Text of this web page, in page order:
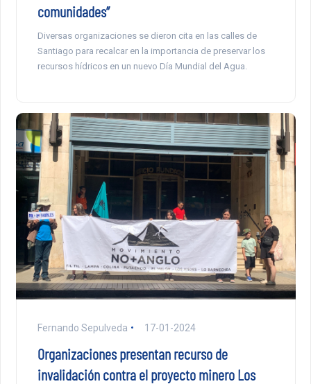
comunidades”
Diversas organizaciones se dieron cita en las calles de
Santiago para recalcar en la importancia de preservar los
recursos hídricos en un nuevo Día Mundial del Agua.
Fernando Sepulveda 17-01-2024
Organizaciones presentan recurso de
invalidación contra el proyecto minero Los